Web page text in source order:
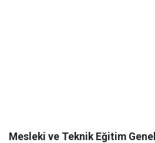
Mesleki ve Teknik Eğitim